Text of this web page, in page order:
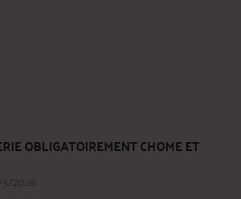
OBLIGATOIREMENT CHOME ET